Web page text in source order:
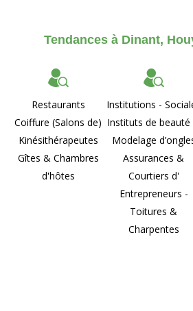
Tendances à Dinant,
Restaurants
Coiffure (Salons de)
Kinésithérapeutes
Gîtes & Chambres
d'hôtes
Institutions -
Instituts de beauté
Modelage
Assurances &
Courtiers d'
Entrepreneurs -
Toitures &
Charpentes